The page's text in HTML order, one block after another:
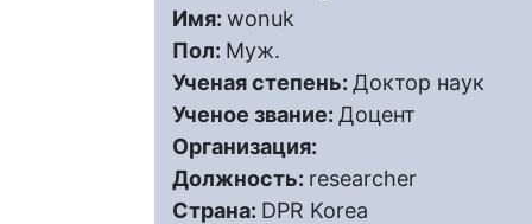
Имя: wonuk
Пол: Муж.
Ученая степень: Доктор наук
Ученое звание: Доцент
Организация:
Должность: researcher
Страна: DPR Korea